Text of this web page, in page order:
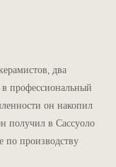
два
профессиональный
он накопил
получил в Сассуоло
по производству